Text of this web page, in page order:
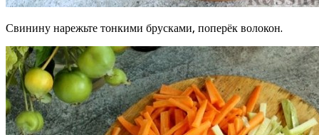
Свинину нарежьте тонкими брусками, поперёк волокон.